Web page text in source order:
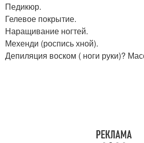
Педикюр.
Гелевое покрытие.
Наращивание ногтей.
Мехенди (роспись хной).
Депиляция воском ( ноги руки)?